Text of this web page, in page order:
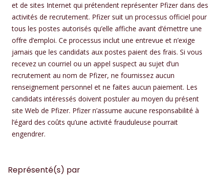
et de sites Internet qui prétendent représenter Pfizer dans des
activités de recrutement. Pfizer suit un processus officiel pour
tous les postes autorisés qu’elle affiche avant d’émettre une
offre d’emploi. Ce processus inclut une entrevue et n’exige
jamais que les candidats aux postes paient des frais. Si vous
recevez un courriel ou un appel suspect au sujet d’un
recrutement au nom de Pfizer, ne fournissez aucun
renseignement personnel et ne faites aucun paiement. Les
candidats intéressés doivent postuler au moyen du présent
site Web de Pfizer. Pfizer n’assume aucune responsabilité à
l’égard des coûts qu’une activité frauduleuse pourrait
engendrer.
Représenté(s) par